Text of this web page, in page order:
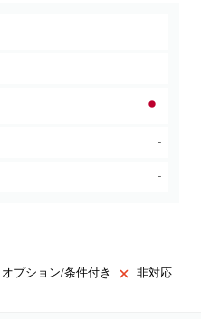
-
-
オプション/条件付き 非対応